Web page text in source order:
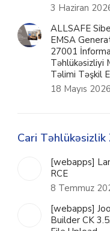
3 Haziran
ALLSAFE
EMSA
27001
Təhlükəsizliyi
Təlimi Təşkil
18 Mayıs 2026
Cari
[webapps]
RCE
8 Temmuz
[webapps]
Builder CK